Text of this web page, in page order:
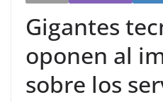
Gigantes
oponen al
sobre los